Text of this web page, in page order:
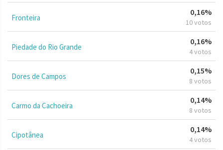
Fronteira
0,16%
10 votos
Piedade do Rio Grande
0,16%
4 votos
Dores de Campos
0,15%
8 votos
Carmo da Cachoeira
0,14%
8 votos
Cipotânea
0,14%
4 votos